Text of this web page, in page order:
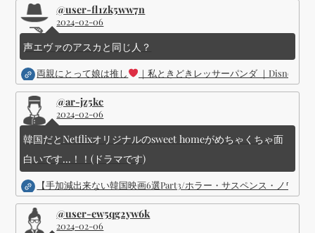
@user-fl1zk5ww7n
2024-02-06
声エヴァのアスカと同じ人？
両親にとって娘は推し ｜私ときどきレッサーパンダ ｜Disney (
@ar-jz5kc
2024-02-06
韓国だとNetflixオリジナルのsweet homeがめちゃくちゃ面
白いです...！！(ドラマです)
【手加減出来ない韓国映画6選Part3/ホラー・サスペンス・ノワー
@user-ew5qg2yw6k
2024-02-06